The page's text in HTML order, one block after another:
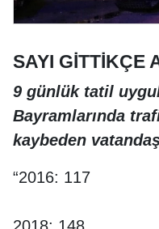
SAYI GİTTİKÇE
9 günlük tatil
Bayramlarında
kaybeden
“2016: 117